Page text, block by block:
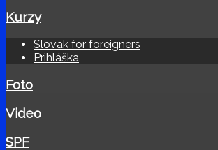
Kurzy
Slovak for foreigners
Prihláška
Foto
Video
SPF